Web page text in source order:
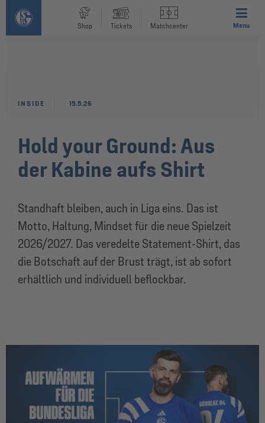
Shop Tickets Matchcenter Menu
Hold your Ground: Aus
der Kabine aufs Shirt
Standhaft bleiben, auch in Liga eins. Das ist
Motto, Haltung, Mindset für die neue Spielzeit
2026/2027. Das veredelte Statement-Shirt, das
die Botschaft auf der Brust trägt, ist ab sofort
erhältlich und individuell beflockbar.
INSIDE 15.5.26